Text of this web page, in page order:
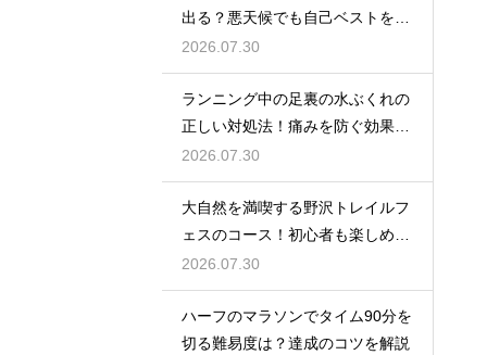
出る？悪天候でも自己ベストを狙
う対策
2026.07.30
ランニング中の足裏の水ぶくれの
正しい対処法！痛みを防ぐ効果的
なケア
2026.07.30
大自然を満喫する野沢トレイルフ
ェスのコース！初心者も楽しめる
魅力を
2026.07.30
ハーフのマラソンでタイム90分を
切る難易度は？達成のコツを解説